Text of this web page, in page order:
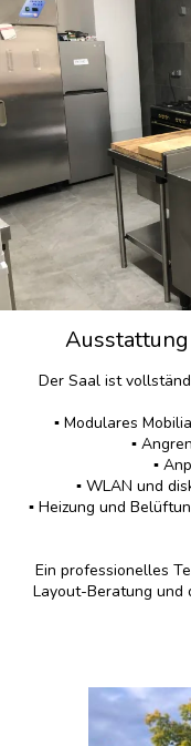
Der Saal ist
▪️ Modulares
▪️
▪️
▪️ WLAN und
▪️ Heizung und
Ein professionelles
Layout-Beratung